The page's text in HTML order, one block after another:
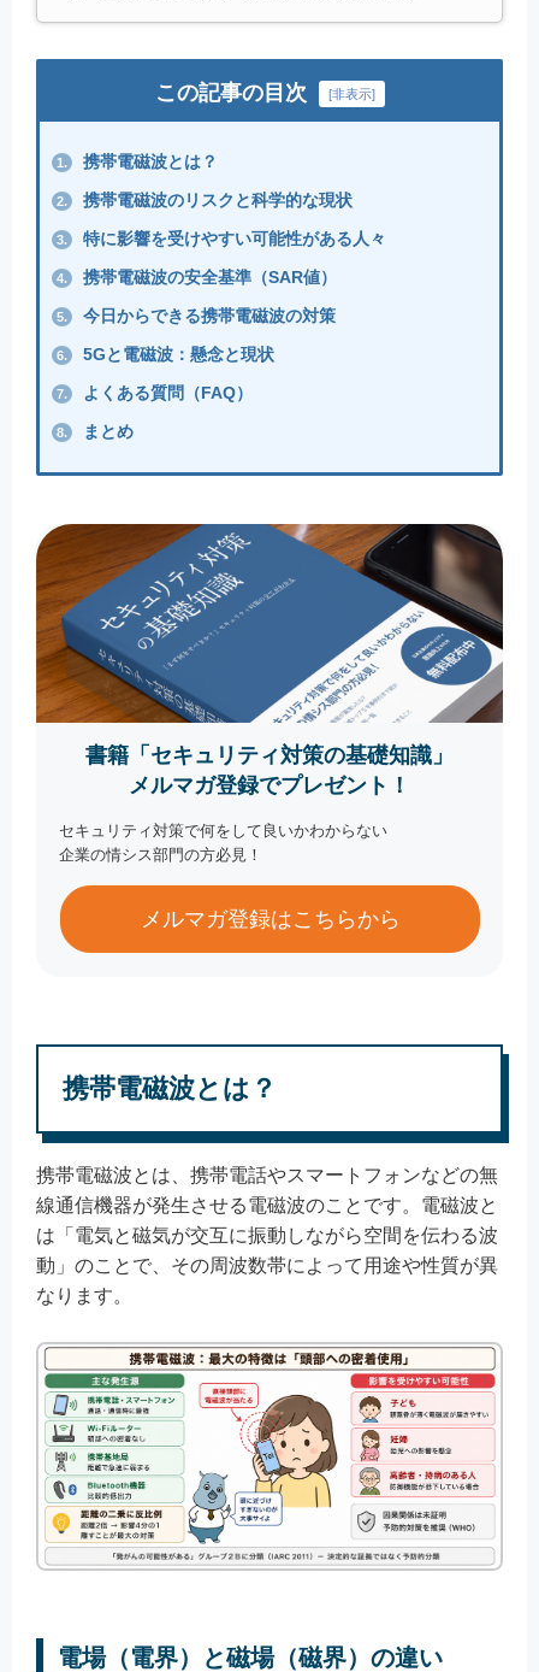
この記事の目次 [非表示]
1. 携帯電磁波とは？
2. 携帯電磁波のリスクと科学的な現状
3. 特に影響を受けやすい可能性がある人々
4. 携帯電磁波の安全基準（SAR値）
5. 今日からできる携帯電磁波の対策
6. 5Gと電磁波：懸念と現状
7. よくある質問（FAQ）
8. まとめ
書籍「セキュリティ対策の基礎知識」
メルマガ登録でプレゼント！
セキュリティ対策で何をして良いかわからない
企業の情シス部門の方必見！
メルマガ登録はこちらから
携帯電磁波とは？
携帯電磁波とは、携帯電話やスマートフォンなどの無
線通信機器が発生させる電磁波のことです。電磁波と
は「電気と磁気が交互に振動しながら空間を伝わる波
動」のことで、その周波数帯によって用途や性質が異
なります。
電場（電界）と磁場（磁界）の違い